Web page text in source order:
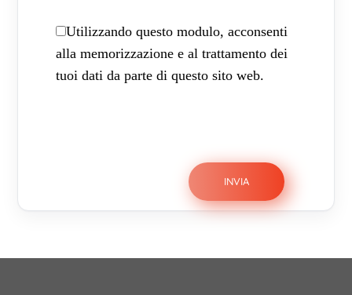
Utilizzando questo modulo, acconsenti
alla memorizzazione e al trattamento dei
tuoi dati da parte di questo sito web.